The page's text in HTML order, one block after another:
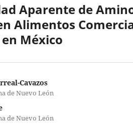
Aparente de
Alimentos
México
Cavazos
de Nuevo León
de Nuevo León